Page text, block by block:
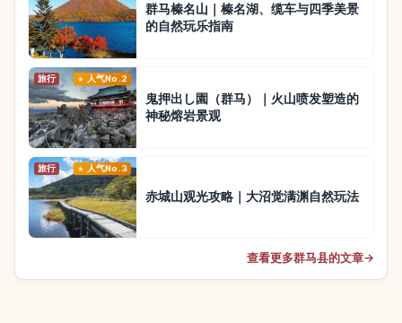
群马榛名山｜榛名湖、缆车与四季美景
的自然玩乐指南
旅行 人气No.2
鬼押出し園（群马）｜火山喷发塑造的
神秘熔岩景观
旅行 人气No.3
赤城山观光攻略｜大沼觉满渊自然玩法
查看更多群马县的文章→